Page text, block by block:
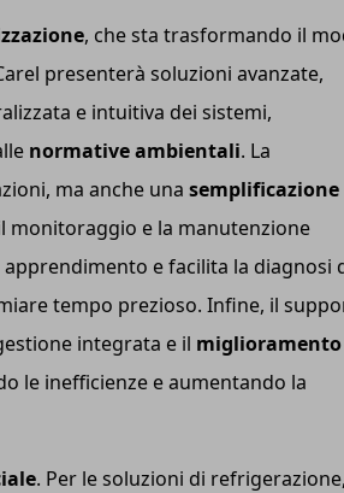
, che sta trasformando il
presenterà soluzioni avanzate,
e intuitiva dei sistemi,
normative ambientali. La
ma anche una semplificazione
monitoraggio e la manutenzione
e facilita la diagnosi
tempo prezioso. Infine, il
integrata e il miglioramento
le inefficienze e aumentando la
. Per le soluzioni di